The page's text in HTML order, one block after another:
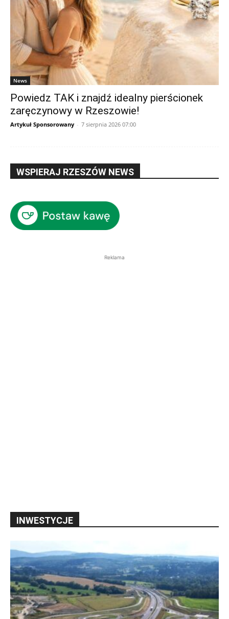
News
Powiedz TAK i znajdź idealny pierścionek
zaręczynowy w Rzeszowie!
Artykuł Sponsorowany - 7 sierpnia 2026 07:00
WSPIERAJ RZESZÓW NEWS
Reklama
INWESTYCJE